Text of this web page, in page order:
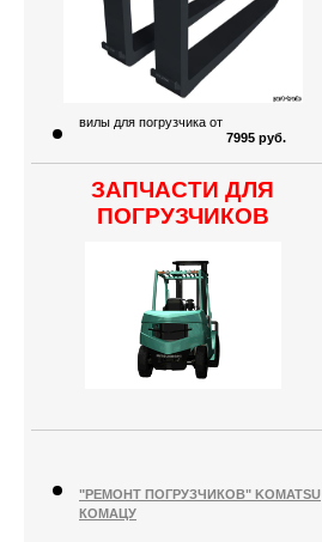
вилы для погрузчика от 7995 руб.
ЗАПЧАСТИ ДЛЯ
ПОГРУЗЧИКОВ
"РЕМОНТ ПОГРУЗЧИКОВ" KOMATSU
КОМАЦУ